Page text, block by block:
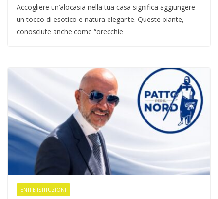
Accogliere un’alocasia nella tua casa significa aggiungere
un tocco di esotico e natura elegante. Queste piante,
conosciute anche come “orecchie
ENTI E ISTITUZIONI